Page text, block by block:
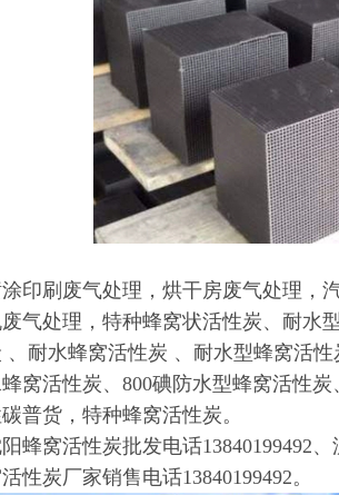
印刷废气处理，烘干房废气处理，
气处理，特种蜂窝状活性炭、耐水
、耐水蜂窝活性炭 、耐水型蜂窝活
窝活性炭、800碘防水型蜂窝活性
普货，特种蜂窝活性炭。
蜂窝活性炭批发电话13840199492
性炭厂家销售电话13840199492。